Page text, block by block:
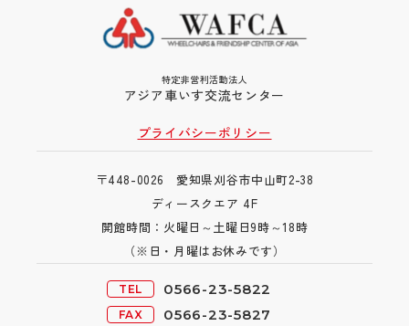
特定非営利活動法人
アジア車いす交流センター
プライバシーポリシー
〒448-0026 愛知県刈谷市中山町2-38
ディースクエア 4F
開館時間：火曜日～土曜日9時～18時
（※日・月曜はお休みです）
TEL 0566-23-5822
FAX 0566-23-5827